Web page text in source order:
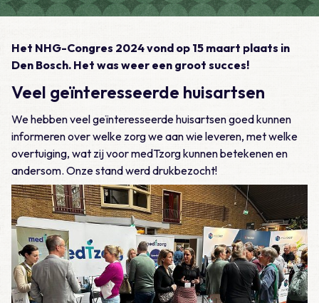
Het NHG-Congres 2024 vond op 15 maart plaats in
Den Bosch. Het was weer een groot succes!
Veel geïnteresseerde huisartsen
We hebben veel geïnteresseerde huisartsen goed kunnen
informeren over welke zorg we aan wie leveren, met welke
overtuiging, wat zij voor medTzorg kunnen betekenen en
andersom. Onze stand werd drukbezocht!